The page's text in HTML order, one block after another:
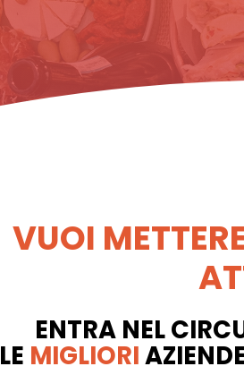
VUOI
ENTRA NEL
LE MIGLIORI